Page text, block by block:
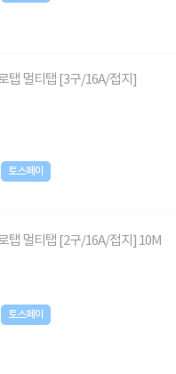
탭 멀티탭 [3구/16A/접지]
토스페이
탭 멀티탭 [2구/16A/접지] 10M
토스페이